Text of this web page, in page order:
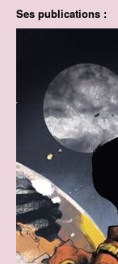
Ses publications :